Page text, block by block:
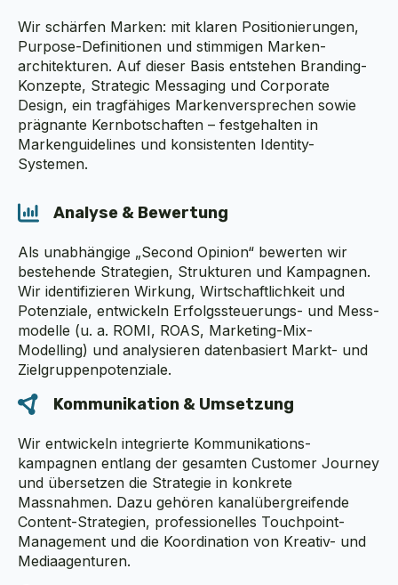
Wir schärfen Marken: mit klaren Positionierungen,
Purpose-Definitionen und stimmigen Marken­
architekturen. Auf dieser Basis entstehen Branding-
Konzepte, Strategic Messaging und Corporate
Design, ein tragfähiges Markenversprechen sowie
prägnante Kernbotschaften – festgehalten in
Marken­guidelines und konsistenten Identity-
Systemen.
Analyse & Bewertung
Als unabhängige „Second Opinion“ bewerten wir
bestehende Strategien, Strukturen und Kam­pagnen.
Wir identifizieren Wirkung, Wirt­schaft­lich­keit und
Potenziale, entwickeln Erfolgs­steuerungs- und Mess­
modelle (u. a. ROMI, ROAS, Marketing-Mix-
Modelling) und analysieren datenbasiert Markt- und
Zielgruppenpotenziale.
Kommunikation & Umsetzung
Wir entwickeln integrierte Kommunikations­
kampagnen entlang der gesamten Customer Journey
und übersetzen die Strategie in konkrete
Massnahmen. Dazu gehören kanal­übergreifende
Content-Strategien, professionelles Touchpoint-
Management und die Koordination von Kreativ- und
Mediaagenturen.